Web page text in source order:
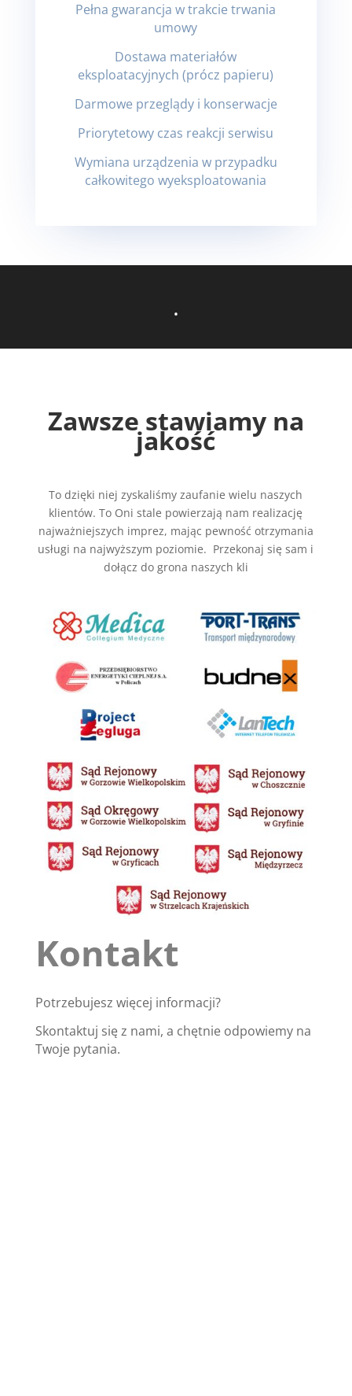
Pełna gwarancja w trakcie trwania
umowy
Dostawa materiałów
eksploatacyjnych (prócz papieru)
Darmowe przeglądy i konserwacje
Priorytetowy czas reakcji serwisu
Wymiana urządzenia w przypadku
całkowitego wyeksploatowania
.
Zawsze stawiamy na
jakość
To dzięki niej zyskaliśmy zaufanie wielu naszych
klientów. To Oni stale powierzają nam realizację
najważniejszych imprez, mając pewność otrzymania
usługi na najwyższym poziomie. Przekonaj się sam i
dołącz do grona naszych kli
Kontakt
Potrzebujesz więcej informacji?
Skontaktuj się z nami, a chętnie odpowiemy na
Twoje pytania.